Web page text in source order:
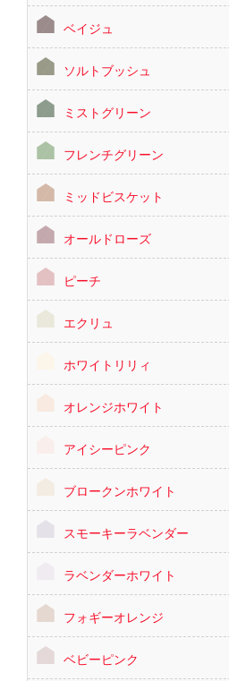
ベイジュ
ソルトブッシュ
ミストグリーン
フレンチグリーン
ミッドビスケット
オールドローズ
ピーチ
エクリュ
ホワイトリリィ
オレンジホワイト
アイシーピンク
ブロークンホワイト
スモーキーラベンダー
ラベンダーホワイト
フォギーオレンジ
ベビーピンク